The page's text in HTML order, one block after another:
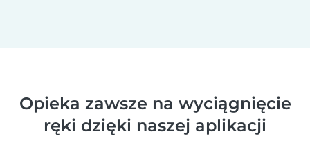
Opieka zawsze na wyciągnięcie
ręki dzięki naszej aplikacji